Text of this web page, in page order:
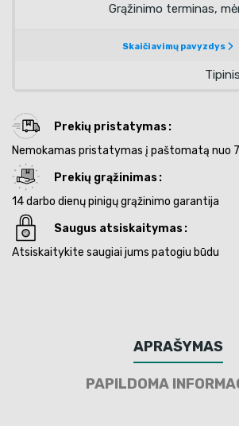
Prekių pristatymas
Nemokamas pristatymas į paštomatą nuo
Prekių grąžinimas
14 darbo dienų pinigų grąžinimo garantija
Saugus atsiskaitymas
Atsiskaitykite saugiai jums patogiu būdu
APRAŠYMAS
PAPILDOMA